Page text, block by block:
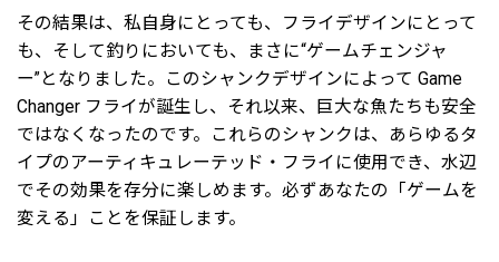
その結果は、私自身にとっても、フライデザインにとって
も、そして釣りにおいても、まさに“ゲームチェンジャ
ー”となりました。このシャンクデザインによって Game
Changer フライが誕生し、それ以来、巨大な魚たちも安全
ではなくなったのです。これらのシャンクは、あらゆるタ
イプのアーティキュレーテッド・フライに使用でき、水辺
でその効果を存分に楽しめます。必ずあなたの「ゲームを
変える」ことを保証します。